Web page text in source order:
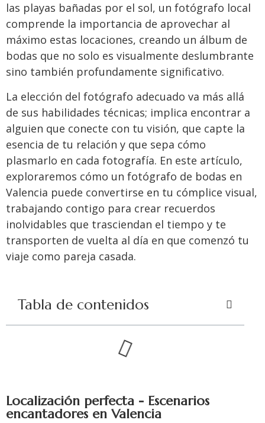
las playas bañadas por el sol, un fotógrafo local
comprende la importancia de aprovechar al
máximo estas locaciones, creando un álbum de
bodas que no solo es visualmente deslumbrante
sino también profundamente significativo.
La elección del fotógrafo adecuado va más allá
de sus habilidades técnicas; implica encontrar a
alguien que conecte con tu visión, que capte la
esencia de tu relación y que sepa cómo
plasmarlo en cada fotografía. En este artículo,
exploraremos cómo un fotógrafo de bodas en
Valencia puede convertirse en tu cómplice visual,
trabajando contigo para crear recuerdos
inolvidables que trasciendan el tiempo y te
transporten de vuelta al día en que comenzó tu
viaje como pareja casada.
Tabla de contenidos
Localización perfecta - Escenarios
encantadores en Valencia